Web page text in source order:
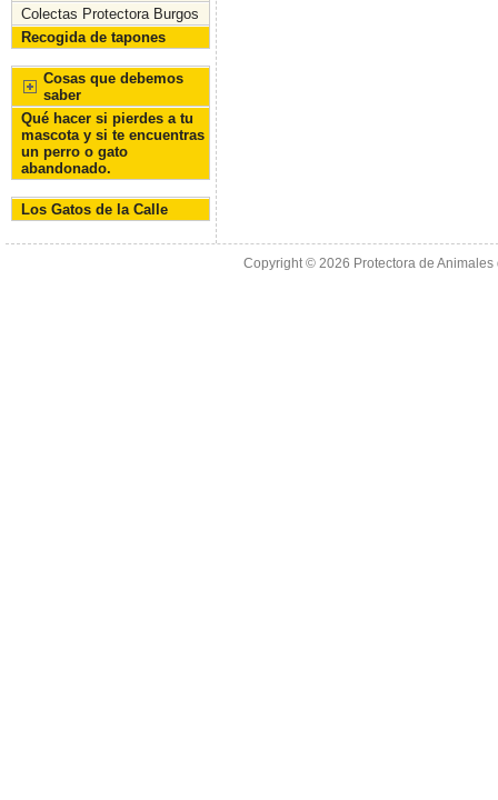
Colectas Protectora Burgos
Recogida de tapones
Cosas que debemos
saber
Qué hacer si pierdes a tu
mascota y si te encuentras
un perro o gato
abandonado.
Los Gatos de la Calle
Copyright © 2026 Protectora de Animales